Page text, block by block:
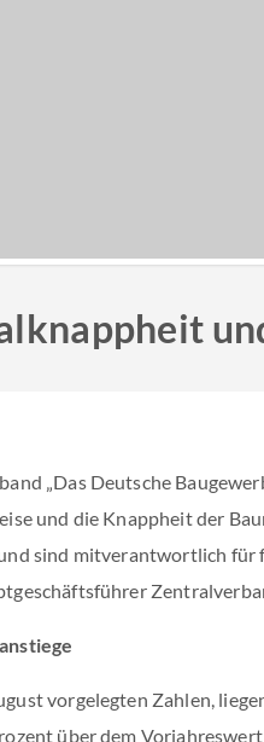
„Das Deutsche
und die Knappheit der
sind mitverantwortlich für
vorgelegten Zahlen,
über dem